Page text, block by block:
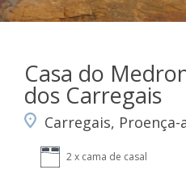
Casa do
dos Carregais
Carregais, Proença-
2 x cama de casal